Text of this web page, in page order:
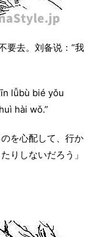
要去。刘备说：“我
lǚbù bié yǒu
hài wǒ.”
を心配して、行か
りしないだろう」